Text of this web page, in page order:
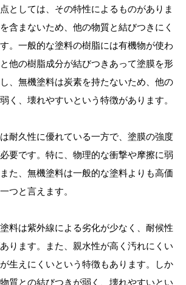
としては、その特性によるものがありま
含まないため、他の物質と結びつきにく
。一般的な塗料の樹脂には有機物が使わ
他の樹脂成分が結びつきあって塗膜を形
、無機塗料は炭素を持たないため、他の
く、壊れやすいという特徴があります。
耐久性に優れている一方で、塗膜の強度
要です。特に、物理的な衝撃や摩擦に弱
た、無機塗料は一般的な塗料よりも高価
つと言えます。
料は紫外線による劣化が少なく、耐候性
ります。また、親水性が高く汚れにくい
生えにくいという特徴もあります。しか
質との結びつきが弱く、壊れやすいとい